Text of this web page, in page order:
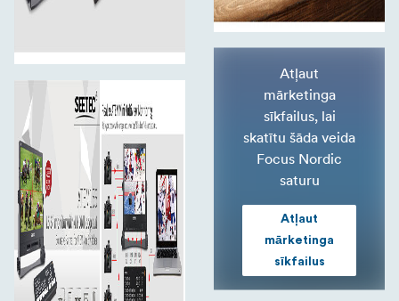
Atļaut
mārketinga
sīkfailus, lai
skatītu šāda veida
Focus Nordic
saturu
Atļaut
mārketinga
sīkfailus